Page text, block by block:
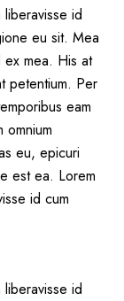
id
eu sit. Mea
mea. His at
petentium. Per
eam
eu, epicuri
est ea. Lorem
id cum
id